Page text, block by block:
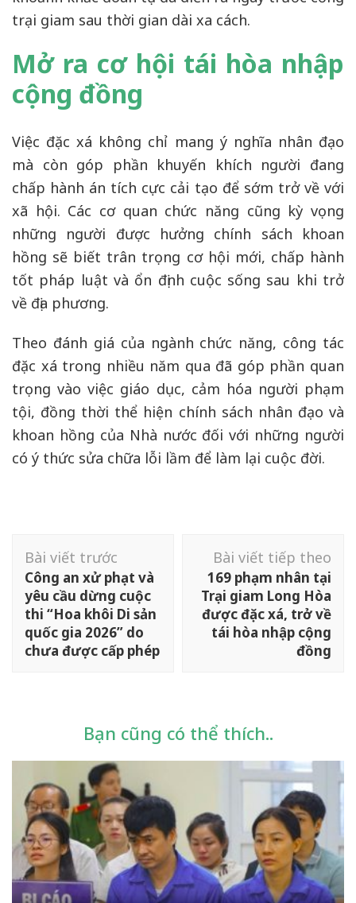
trại giam sau thời gian dài xa cách.
Mở ra cơ hội tái hòa nhập
cộng đồng
Việc đặc xá không chỉ mang ý nghĩa nhân đạo
mà còn góp phần khuyến khích người đang
chấp hành án tích cực cải tạo để sớm trở về với
xã hội. Các cơ quan chức năng cũng kỳ vọng
những người được hưởng chính sách khoan
hồng sẽ biết trân trọng cơ hội mới, chấp hành
tốt pháp luật và ổn định cuộc sống sau khi trở
về địa phương.
Theo đánh giá của ngành chức năng, công tác
đặc xá trong nhiều năm qua đã góp phần quan
trọng vào việc giáo dục, cảm hóa người phạm
tội, đồng thời thể hiện chính sách nhân đạo và
khoan hồng của Nhà nước đối với những người
có ý thức sửa chữa lỗi lầm để làm lại cuộc đời.
Điều
hướng
bài
viết
Bài viết trước
Công an xử phạt và
yêu cầu dừng cuộc
thi “Hoa khôi Di sản
quốc gia 2026” do
chưa được cấp phép
Bài viết tiếp theo
169 phạm nhân tại
Trại giam Long Hòa
được đặc xá, trở về
tái hòa nhập cộng
đồng
Bạn cũng có thể thích..